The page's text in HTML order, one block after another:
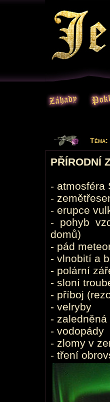
PŘÍRODNÍ
- atmosféra
-
- erupce
- pohyb
domů)
- pád
- vlnobití a
- polární
- sloní
- příboj
- velryby
-
- vodopády
- zlomy v
- tření